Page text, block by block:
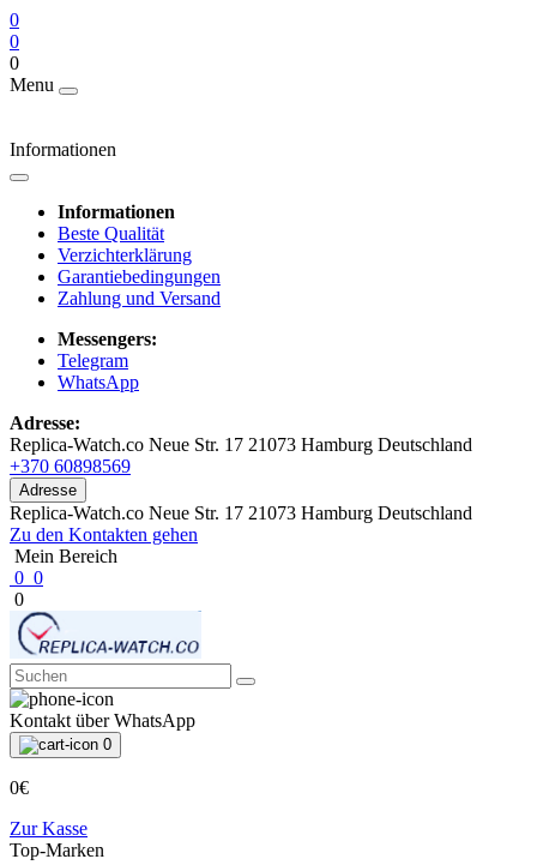
0
0
0
Menu
Informationen
Informationen
Beste Qualität
Verzichterklärung
Garantiebedingungen
Zahlung und Versand
Messengers:
Telegram
WhatsApp
Adresse:
Replica-Watch.co Neue Str. 17 21073 Hamburg Deutschland
+370 60898569
Adresse
Replica-Watch.co Neue Str. 17 21073 Hamburg Deutschland
Zu den Kontakten gehen
Mein Bereich
0 0
0
Kontakt über WhatsApp
0
0€
Zur Kasse
Top-Marken